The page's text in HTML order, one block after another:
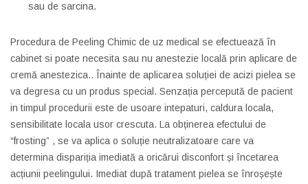
sau de sarcina.
Procedura de Peeling Chimic de uz medical se efectuează în
cabinet si poate necesita sau nu anestezie locală prin aplicare de
cremă anestezica.. Înainte de aplicarea soluției de acizi pielea se
va degresa cu un produs special. Senzația percepută de pacient
in timpul procedurii este de usoare intepaturi, caldura locala,
sensibilitate locala usor crescuta. La obținerea efectului de
“frosting” , se va aplica o soluție neutralizatoare care va
determina dispariția imediată a oricărui disconfort și încetarea
acțiunii peelingului. Imediat după tratament pielea se înroșește